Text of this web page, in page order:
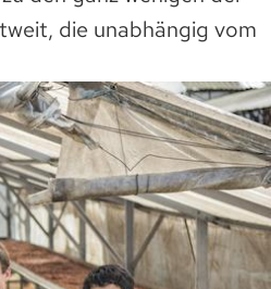
die un­abhängig vom